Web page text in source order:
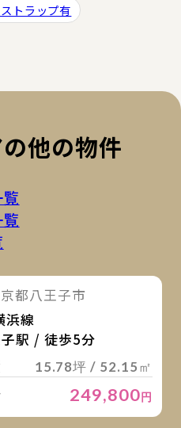
トラップ有
他の物件
を見る
都八王子市
浜線
駅 / 徒歩5分
15.78坪 / 52.15㎡
249,800円